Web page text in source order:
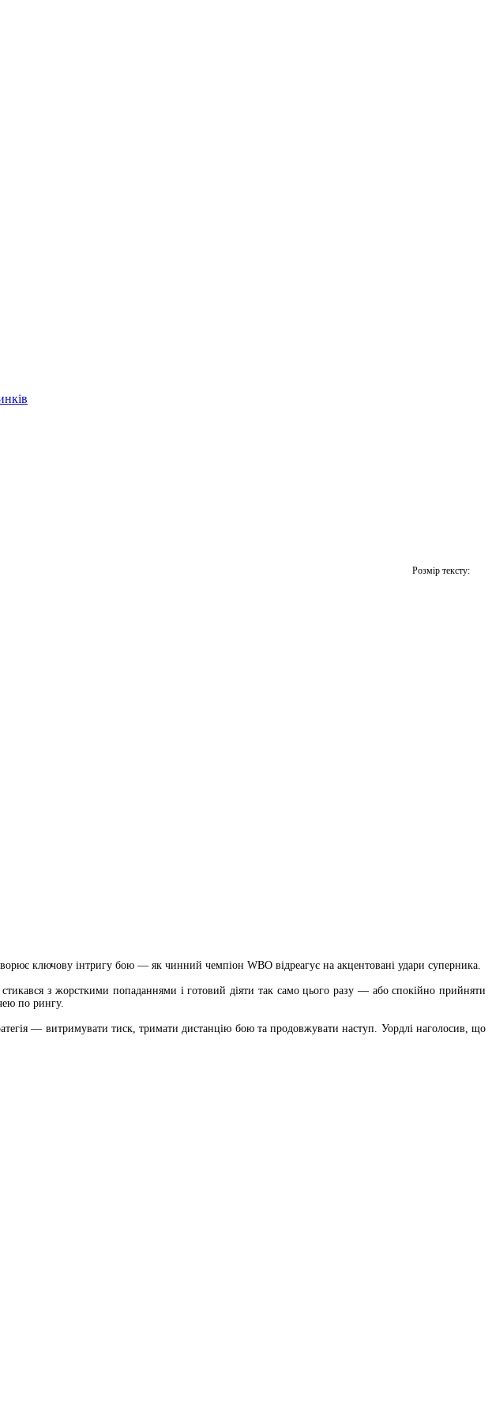
Розмір тексту:
ключову інтригу бою — як чинний чемпіон WBO відреагує на акцентовані удари суперника.
з жорсткими попаданнями і готовий діяти так само цього разу — або спокійно прийняти
по рингу.
— витримувати тиск, тримати дистанцію бою та продовжувати наступ. Уордлі наголосив, що